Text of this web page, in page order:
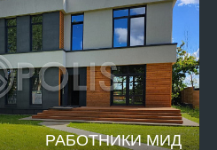
РАБОТНИКИ МИД